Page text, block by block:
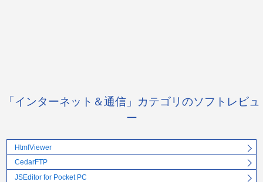
「インターネット＆通信」カテゴリのソフトレビュ
ー
HtmlViewer
CedarFTP
JSEditor for Pocket PC